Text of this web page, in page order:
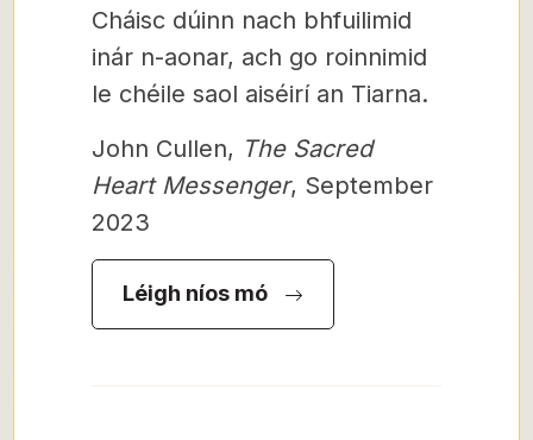
Cháisc dúinn nach bhfuilimid
inár n-aonar, ach go roinnimid
le chéile saol aiséirí an Tiarna.
John Cullen, The Sacred
Heart Messenger, September
2023
Léigh níos mó